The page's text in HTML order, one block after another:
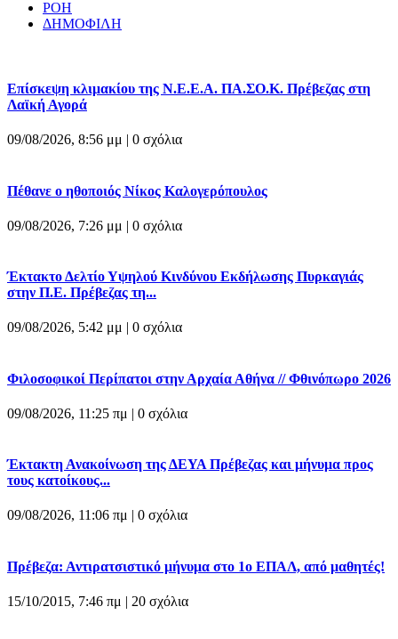
ΡΟΗ
ΔΗΜΟΦΙΛΗ
Επίσκεψη κλιμακίου της Ν.Ε.Ε.Α. ΠΑ.ΣΟ.Κ. Πρέβεζας στη
Λαϊκή Αγορά
09/08/2026, 8:56 μμ | 0 σχόλια
Πέθανε ο ηθοποιός Νίκος Καλογερόπουλος
09/08/2026, 7:26 μμ | 0 σχόλια
Έκτακτο Δελτίο Υψηλού Κινδύνου Εκδήλωσης Πυρκαγιάς
στην Π.Ε. Πρέβεζας τη...
09/08/2026, 5:42 μμ | 0 σχόλια
Φιλοσοφικοί Περίπατοι στην Αρχαία Αθήνα // Φθινόπωρο 2026
09/08/2026, 11:25 πμ | 0 σχόλια
Έκτακτη Ανακοίνωση της ΔΕΥΑ Πρέβεζας και μήνυμα προς
τους κατοίκους...
09/08/2026, 11:06 πμ | 0 σχόλια
Πρέβεζα: Αντιρατσιστικό μήνυμα στο 1ο ΕΠΑΛ, από μαθητές!
15/10/2015, 7:46 πμ | 20 σχόλια